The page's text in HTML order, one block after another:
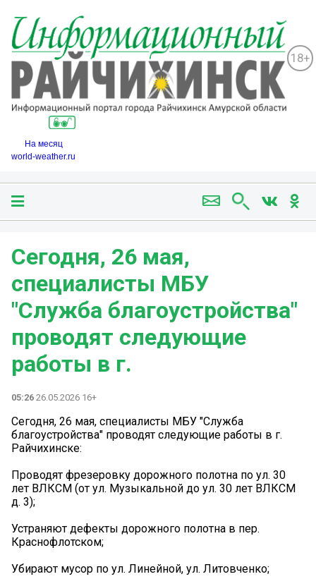
18+
На месяц
world-weather.ru
Сегодня, 26 мая,
специалисты МБУ
"Служба благоустройства"
проводят следующие
работы в г.
05:26 26.05.2026 16+
Сегодня, 26 мая, специалисты МБУ "Служба
благоустройства" проводят следующие работы в г.
Райчихинске:
Проводят фрезеровку дорожного полотна по ул. 30
лет ВЛКСМ (от ул. Музыкальной до ул. 30 лет ВЛКСМ
д. 3);
Устраняют дефекты дорожного полотна в пер.
Краснофлотском;
Убирают мусор по ул. Линейной, ул. Литовченко;